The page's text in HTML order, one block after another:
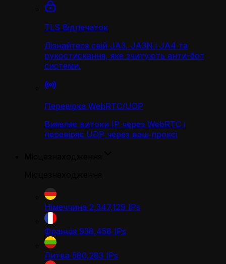
TLS Відпечаток
Дізнайтеся свій JA3, JA3N і JA4 та
рукостискання, яке зчитують анти-бот
системи.
Перевірка WebRTC/UDP
Виявляє витоки IP через WebRTC і
перевіряє UDP через ваш проксі
Німеччина 2,347,129 IPs
Франція 938,458 IPs
Литва 580,283 IPs